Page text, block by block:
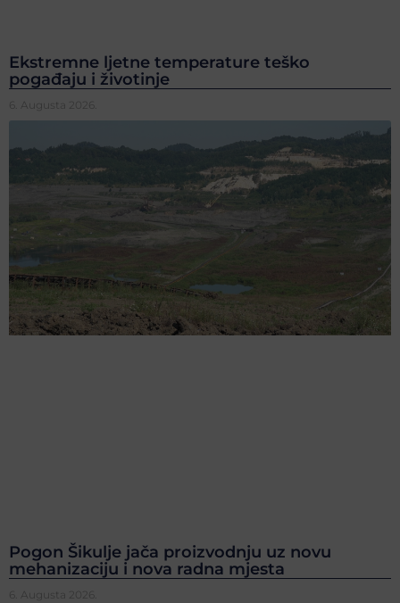
Ekstremne ljetne temperature teško
pogađaju i životinje
6. Augusta 2026.
Pogon Šikulje jača proizvodnju uz novu
mehanizaciju i nova radna mjesta
6. Augusta 2026.